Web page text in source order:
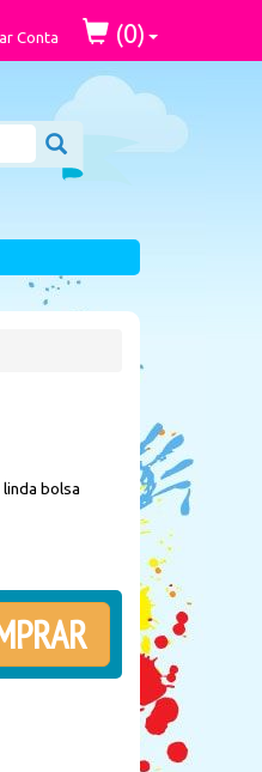
Conta (0)
bolsa